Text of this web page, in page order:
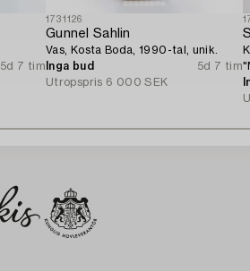
5d 7 tim
1731126
Gunnel Sahlin
Vas, Kosta Boda, 1990-tal, unik.
Inga bud
5d 7 tim
Utropspris 6 000 SEK